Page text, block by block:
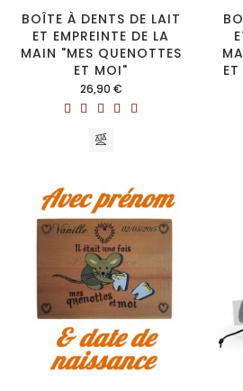
BOÎTE À DENTS DE LAIT
ET EMPREINTE DE LA
MAIN "MES QUENOTTES
ET MOI"
Prix
26,90 €